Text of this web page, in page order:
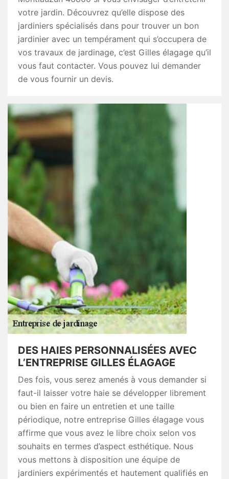
votre jardin. Découvrez qu’elle dispose des
jardiniers spécialisés dans pour trouver un bon
jardinier avec un tempérament qui s’occupera de
vos travaux de jardinage, c’est Gilles élagage qu’il
vous faut contacter. Vous pouvez lui demander
de vous fournir un devis.
DES HAIES PERSONNALISÉES AVEC
L’ENTREPRISE GILLES ÉLAGAGE
Des fois, vous serez amenés à vous demander si
faut-il laisser votre haie se développer librement
ou bien en faire un entretien et une taille
périodique, notre entreprise Gilles élagage vous
affirme que vous avez le libre choix selon vos
souhaits en termes d’aspect esthétique. Nous
vous mettons à disposition une équipe de
jardiniers expérimentés et hautement qualifiés en